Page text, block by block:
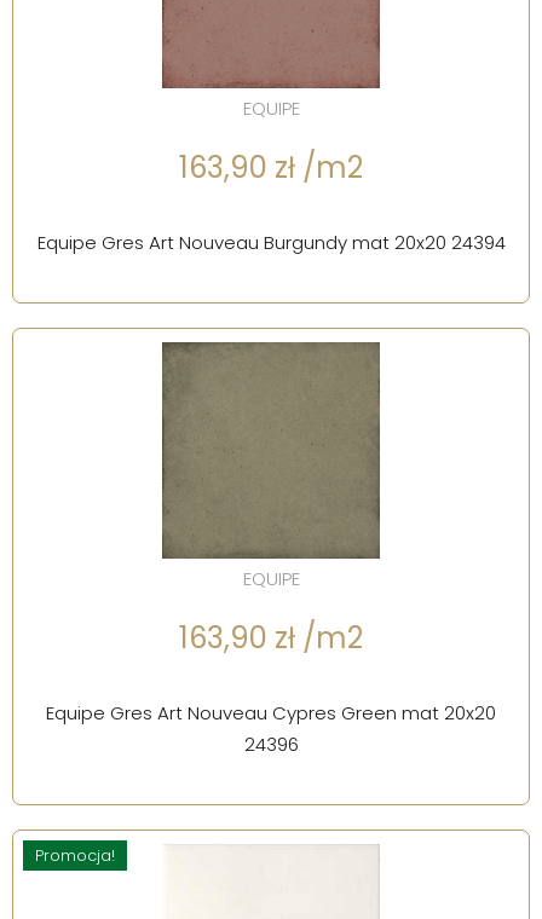
EQUIPE
163,90 zł /m2
Equipe Gres Art Nouveau Burgundy mat 20x20 24394
EQUIPE
163,90 zł /m2
Equipe Gres Art Nouveau Cypres Green mat 20x20
24396
Promocja!